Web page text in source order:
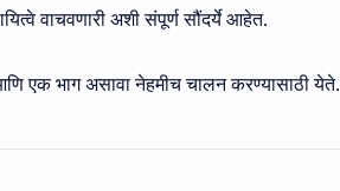
वाचवणारी अशी संपूर्ण सौंदर्ये आहेत.
एक भाग असावा नेहमीच चालन करण्यासाठी येते.